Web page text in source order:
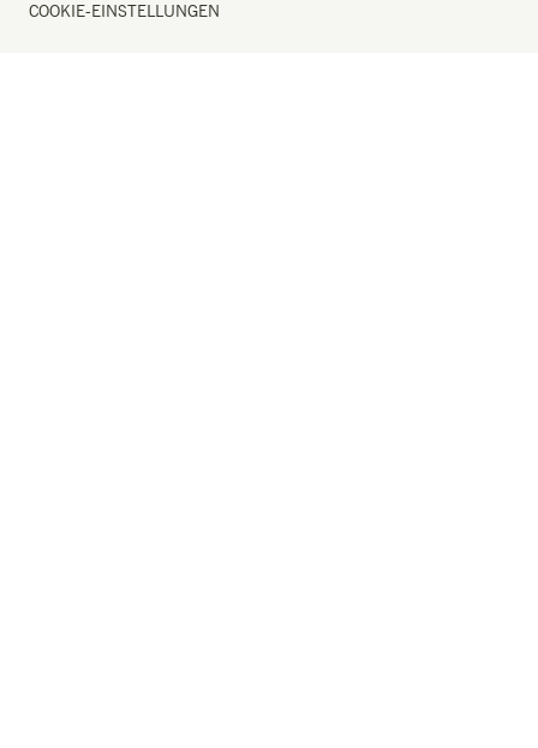
COOKIE-EINSTELLUNGEN